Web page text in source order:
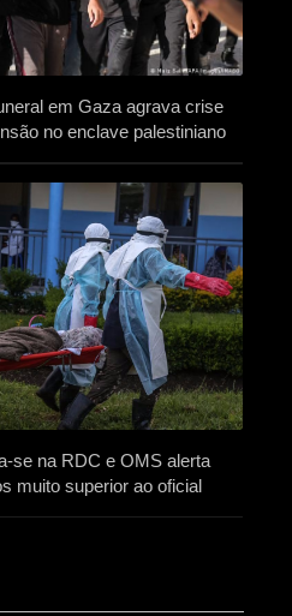
em Gaza agrava crise
no enclave palestiniano
se na RDC e OMS alerta
muito superior ao oficial